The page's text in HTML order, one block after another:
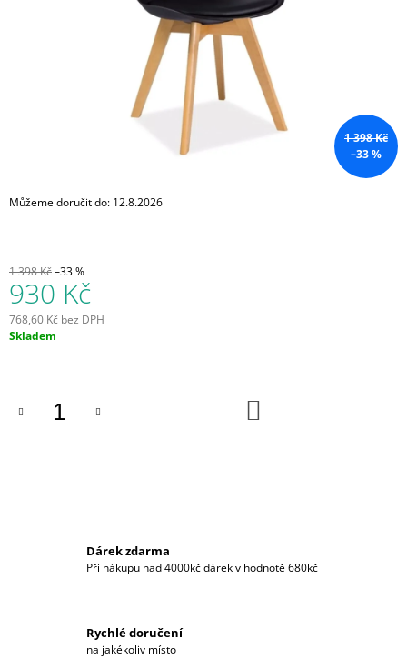
1 398 Kč
–33 %
Můžeme doručit do: 12.8.2026
1 398 Kč–33 %
930 Kč
768,60 Kč bez DPH
Měrná
Skladem
Dárek zdarma
Při nákupu nad 4000kč dárek v hodnotě 680kč
Rychlé doručení
na jakékoliv místo
HLEDAT
D
O
P
O
U